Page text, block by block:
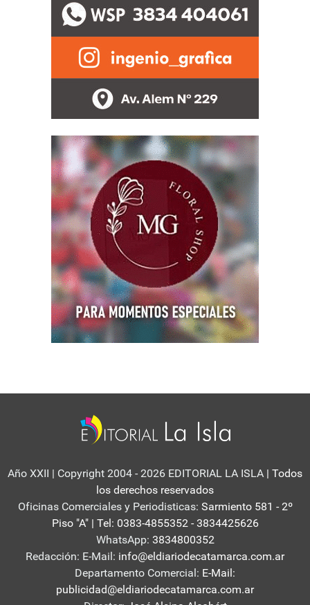
Año XXII | Copyright 2004 - 2026 EDITORIAL LA ISLA | Todos
los derechos reservados
Oficinas Comerciales y Periodisticas: Sarmiento 581 - 2º
Piso "A" | Tel: 0383-4855352 - 3834425626
WhatsApp: 3834800352
Redacción: E-Mail: info@eldiariodecatamarca.com.ar
Departamento Comercial: E-Mail:
publicidad@eldiariodecatamarca.com.ar